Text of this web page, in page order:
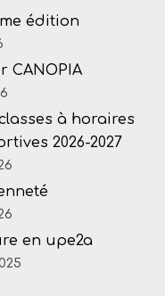
édition
CANOPIA
à horaires
2026-2027
en upe2a